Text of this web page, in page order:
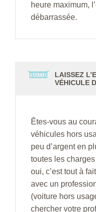
heure maximum,
débarrassée.
LAISSEZ
VÉHICULE
Êtes-vous au
véhicules hors
peu d’argent en
toutes les
oui, c’est tout à
avec un
(voiture hors
chercher votre